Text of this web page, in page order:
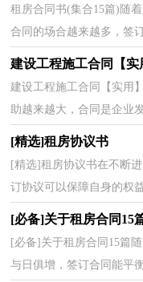
租房合同书(集合15篇)随
合同的场合越来越多，签
你知道合同的主要内容是
建设工程施工合同【实
建设工程施工合同【实用
助越来越大，合同是企业
意事项有许多，你确定会
[精选]租房协议书
[精选]租房协议书在不断
订协议可以保障自身的权
议而烦恼吧，下面是小编
[必备]关于租房合同15
[必备]关于租房合同15篇
与日俱增，签订合同能平